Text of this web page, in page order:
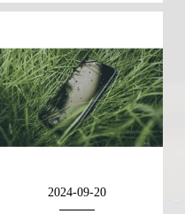
2024-09-20